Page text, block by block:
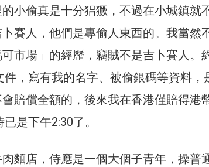
小偷真是十分猖獗，不過在小城鎮就
賽人，他們是專偷人東西的。我當然
市場」的經歷，竊賊不是吉卜賽人。
，寫有我的名字、被偷銀碼等資料，
賠償全額的，後來我在香港僅賠得港
是下午2:30了。
麵店，侍應是一個大個子青年，操普